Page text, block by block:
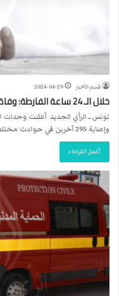
قسم الأخبار 2024-04-29
خلال الـ 24 ساعة الفارطة: وفاة 17 شخصًا وإصابة 295 آخرين في تونس
وإصابة 295 آخرين في حوادث مختلفة، خلال…
أكمل القراءة »